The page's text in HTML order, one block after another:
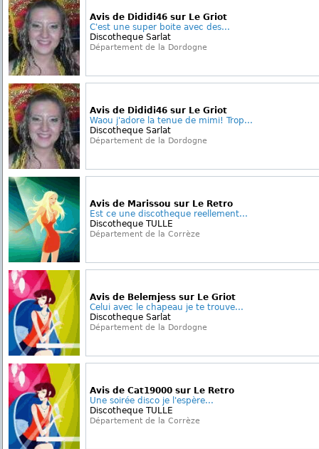
Avis de Dididi46 sur Le Griot
C'est une super boite avec des...
Discotheque Sarlat
Département de la Dordogne
Avis de Dididi46 sur Le Griot
Waou j'adore la tenue de mimi! Trop...
Discotheque Sarlat
Département de la Dordogne
Avis de Marissou sur Le Retro
Est ce une discotheque reellement...
Discotheque TULLE
Département de la Corrèze
Avis de Belemjess sur Le Griot
Celui avec le chapeau je te trouve...
Discotheque Sarlat
Département de la Dordogne
Avis de Cat19000 sur Le Retro
Une soirée disco je l'espère...
Discotheque TULLE
Département de la Corrèze